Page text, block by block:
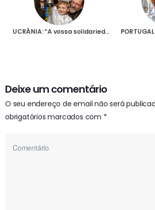
UCRÂNIA: “A vossa solidariedade salva vidas”, diz Arcebispo de Kyiv sobre a ajuda dada ao seu país através da Fundação AIS
Deixe um comentário
O seu endereço de email não será
obrigatórios marcados com *